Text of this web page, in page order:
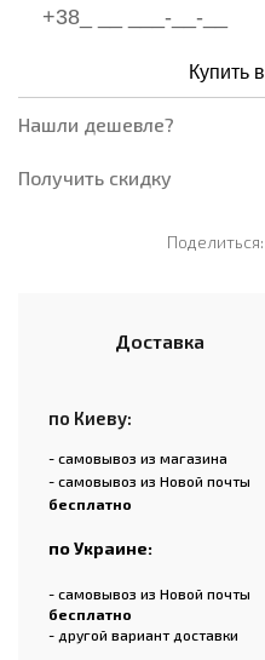
Купить в
Нашли дешевле?
Получить скидку
Поделиться:
Доставка
по Киеву:
- самовывоз из магазина
- самовывоз из Новой почты
бесплатно
по Украине:
- самовывоз из Новой почты
бесплатно
- другой вариант доставки